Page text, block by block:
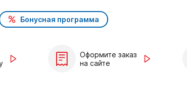
Бонусная программа
Оформите заказ
на сайте